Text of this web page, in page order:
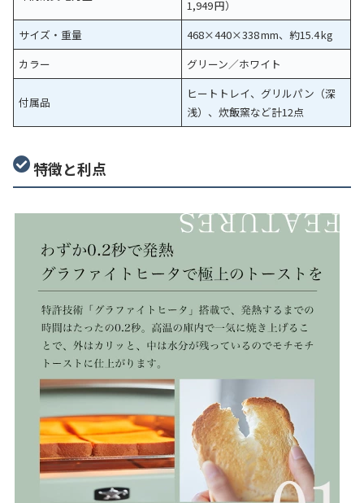
1,949 円）
サイズ・重量
468×440×338 mm、約15.4 kg
カラー
グリーン／ホワイト
付属品
ヒートトレイ、グリルパン（深
浅）、炊飯窯など計12点
特徴と利点